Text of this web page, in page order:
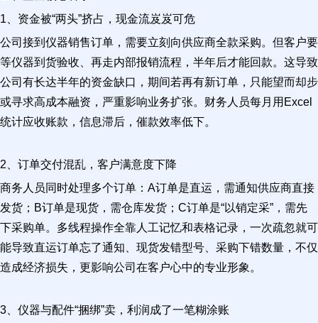
1、资金被“两头”挤占，现金流岌岌可危
公司接到仪器销售订单，需要立刻向供应商全款采购。但客户要
等仪器到货验收、再走内部报销流程，半年后才能回款。这导致
公司有长达半年的资金缺口，期间若再有新订单，只能望而却步
或寻求高成本融资，严重影响业务扩张。财务人员每月用Excel
统计应收账款，信息滞后，催款效率低下。
2、订单交付混乱，客户满意度下降
商务人员同时处理多个订单：A订单是直运，需通知供应商直接
发货；B订单是现货，需仓库发货；C订单是“以销定采”，需先
下采购单。多线程操作全靠人工记忆和表格记录，一次疏忽就可
能导致直运订单忘了通知、现货发错型号、采购下错数量，不仅
造成经济损失，更影响公司在客户心中的专业形象。
3、仪器与配件“捆绑”卖，利润成了一笔糊涂账